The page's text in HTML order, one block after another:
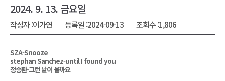
2024. 9. 13. 금요일
작성자 :이가연 등록일 :2024-09-13 조회수 :1,806
SZA-Snooze
stephan Sanchez-until I found you
정승환-그런 날이 올까요